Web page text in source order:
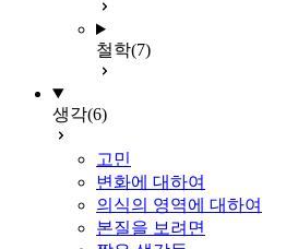
철학(7)
생각(6)
고민
변화에 대하여
의식의 영역에 대하여
본질을 보려면